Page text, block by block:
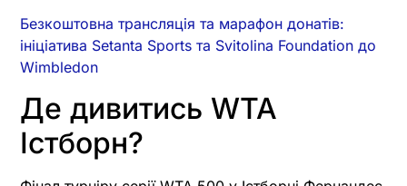
Безкоштовна трансляція та марафон донатів:
ініціатива Setanta Sports та Svitolina Foundation до
Wimbledon
Де дивитись WTA
Істборн?